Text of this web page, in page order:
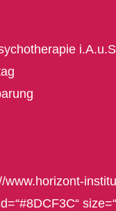
www.horizont-